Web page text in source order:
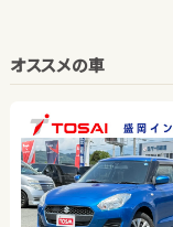
オススメの車